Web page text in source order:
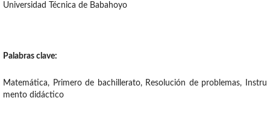
Universidad Técnica de Babahoyo
Palabras clave:
Matemática, Primero de bachillerato, Resolución de problemas, Instru
mento didáctico